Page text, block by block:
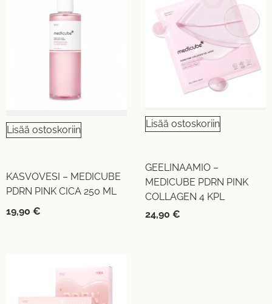
Lisää ostoskoriin
KASVOVESI – MEDICUBE
PDRN PINK CICA 250 ML
19,90 €
Lisää ostoskoriin
GEELINAAMIO –
MEDICUBE PDRN PINK
COLLAGEN 4 KPL
24,90 €